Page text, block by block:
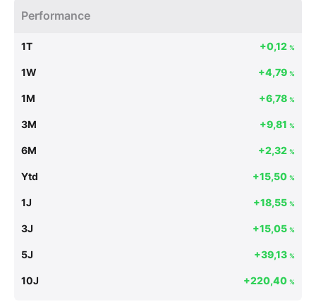
Performance
1T +0,12 %
1W +4,79 %
1M +6,78 %
3M +9,81 %
6M +2,32 %
Ytd +15,50 %
1J +18,55 %
3J +15,05 %
5J +39,13 %
10J +220,40 %